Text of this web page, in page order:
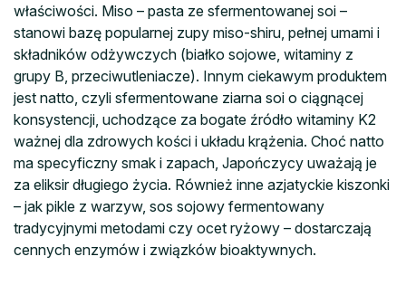
właściwości. Miso – pasta ze sfermentowanej soi –
stanowi bazę popularnej zupy miso-shiru, pełnej umami i
składników odżywczych (białko sojowe, witaminy z
grupy B, przeciwutleniacze). Innym ciekawym produktem
jest natto, czyli sfermentowane ziarna soi o ciągnącej
konsystencji, uchodzące za bogate źródło witaminy K2
ważnej dla zdrowych kości i układu krążenia. Choć natto
ma specyficzny smak i zapach, Japończycy uważają je
za eliksir długiego życia. Również inne azjatyckie kiszonki
– jak pikle z warzyw, sos sojowy fermentowany
tradycyjnymi metodami czy ocet ryżowy – dostarczają
cennych enzymów i związków bioaktywnych.